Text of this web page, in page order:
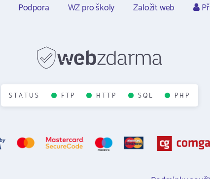
Podpora WZ pro školy Založit web
STATUS FTP HTTP SQL PHP